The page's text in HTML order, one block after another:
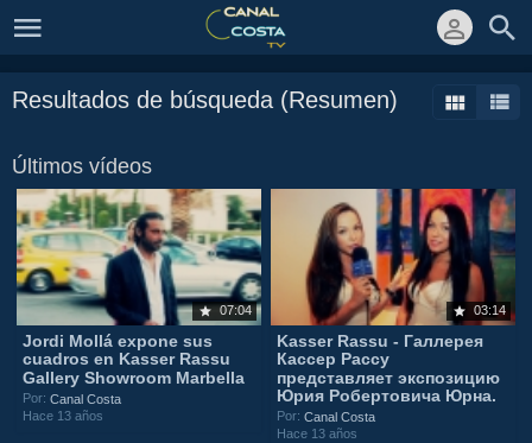
Resultados de búsqueda (Resumen)
Últimos vídeos
07:04
Jordi Mollá expone sus
cuadros en Kasser Rassu
Gallery Showroom Marbella
Por:Canal Costa
Hace 13 años
03:14
Kasser Rassu - Галлерея
Кассер Рассу
представляет экспозицию
Юрия Робертовича Юрна.
Por:Canal Costa
Hace 13 años